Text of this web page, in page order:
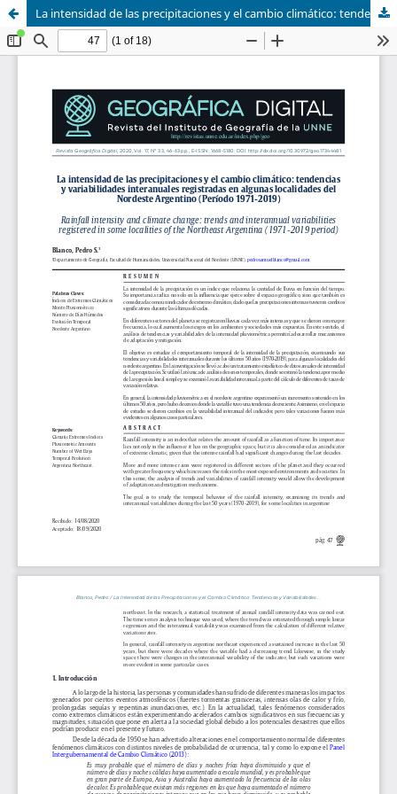
La intensidad de las precipitaciones y el cambio climático: tendencias y variabilidades interanuales registradas en algunas localidades del Nordeste Argentino (período 1971-2019)